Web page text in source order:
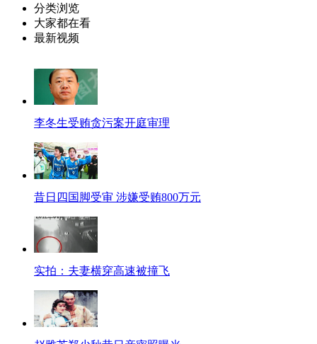
分类浏览
大家都在看
最新视频
李冬生受贿贪污案开庭审理
昔日四国脚受审 涉嫌受贿800万元
实拍：夫妻横穿高速被撞飞